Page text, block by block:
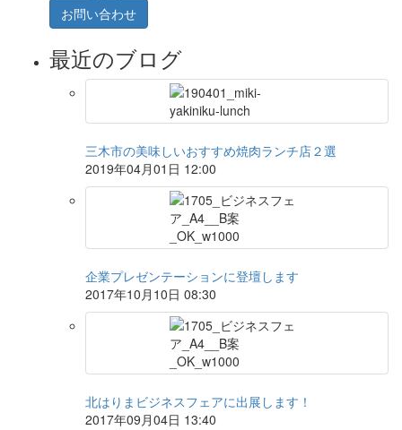
お問い合わせ
最近のブログ
三木市の美味しいおすすめ焼肉ランチ店２選
2019年04月01日 12:00
企業プレゼンテーションに登壇します
2017年10月10日 08:30
北はりまビジネスフェアに出展します！
2017年09月04日 13:40